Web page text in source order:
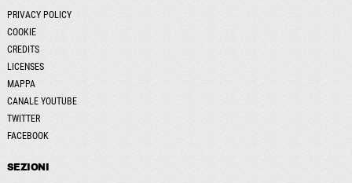
PRIVACY POLICY
COOKIE
CREDITS
LICENSES
MAPPA
CANALE YOUTUBE
TWITTER
FACEBOOK
SEZIONI